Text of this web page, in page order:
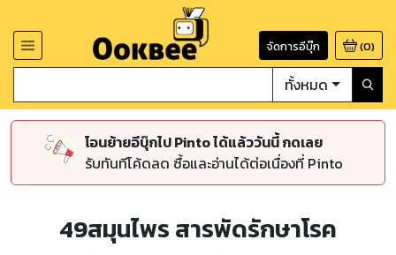
จัดการอีบุ๊ก (0)
ทั้งหมด
โอนย้ายอีบุ๊กไป Pinto ได้แล้ววันนี้ กดเลย
รับทันทีโค้ดลด ซื้อและอ่านได้ต่อเนื่องที่ Pinto
49สมุนไพร สารพัดรักษาโรค